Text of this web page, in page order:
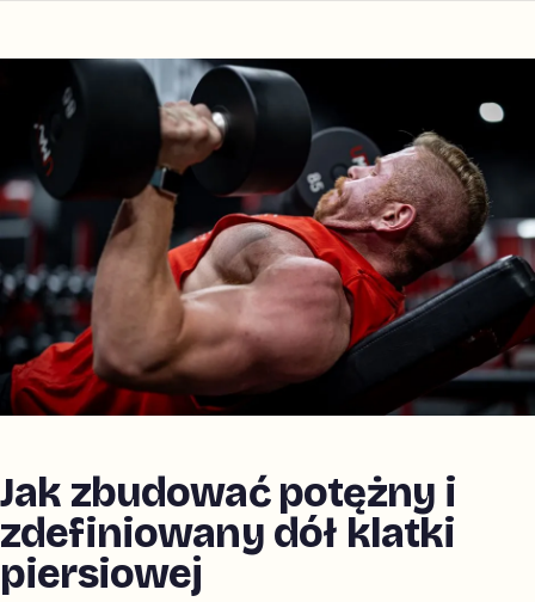
Jak zbudować potężny i
zdefiniowany dół klatki
piersiowej